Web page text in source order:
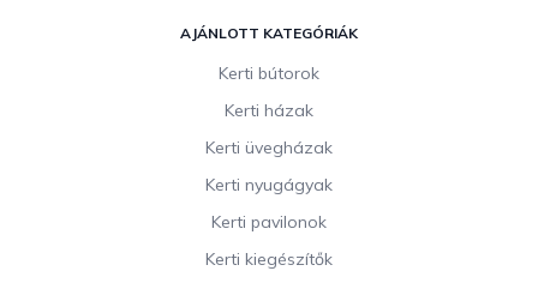
AJÁNLOTT KATEGÓRIÁK
Kerti bútorok
Kerti házak
Kerti üvegházak
Kerti nyugágyak
Kerti pavilonok
Kerti kiegészítők